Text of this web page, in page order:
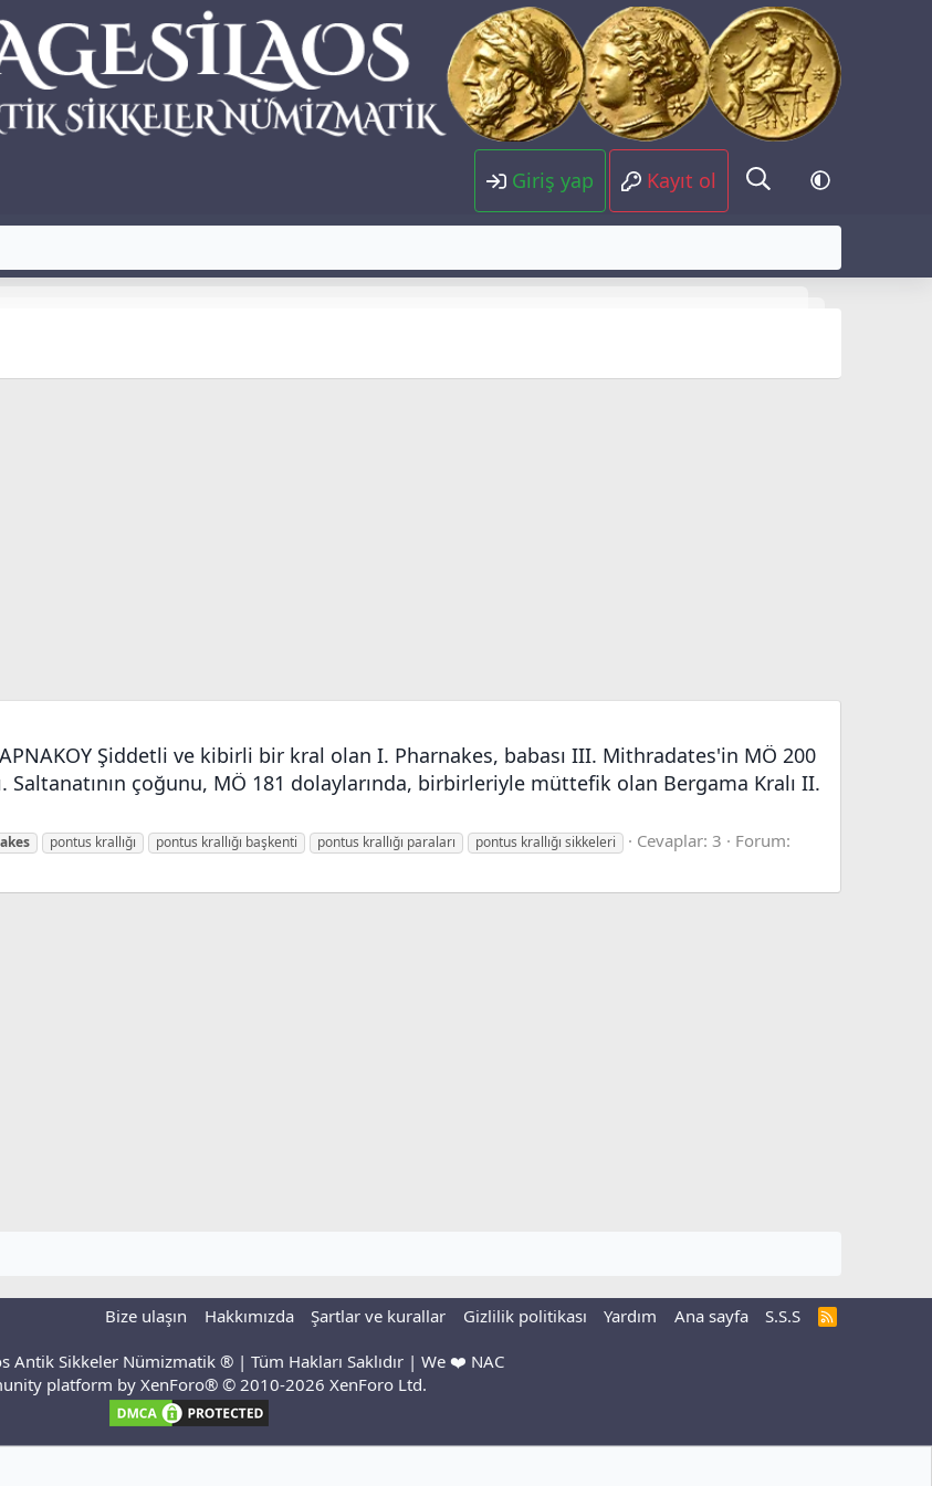
Giriş yap Kayıt ol
Şiddetli ve kibirli bir kral olan I. Pharnakes, babası III. Mithradates'in MÖ 200
Saltanatının çoğunu, MÖ 181 dolaylarında, birbirleriyle müttefik olan Bergama Kralı II.
pontus krallığı pontus krallığı başkenti pontus krallığı paraları pontus krallığı sikkeleri Cevaplar: 3
Forum:
Bize ulaşın Hakkımızda Şartlar ve kurallar Gizlilik politikası Yardım Ana sayfa S.S.S
R
Antik Sikkeler Nümizmatik ® | Tüm Hakları Saklıdır | We ❤️ NAC
platform by XenForo® © 2010-2026 XenForo Ltd.